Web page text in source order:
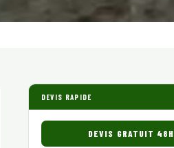
DEVIS RAPIDE
DEVIS GRATUIT 48H